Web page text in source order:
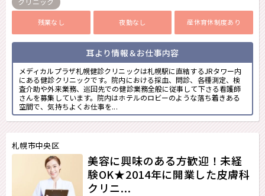
残業なし 夜勤なし 産休育休制度あり
耳より情報＆お仕事内容
メディカルプラザ札幌健診クリニックは札幌駅に直結するJRタワー内
にある健診クリニックです。院内における採血、問診、各種測定、検
査介助や外来業務、巡回先での健診業務全般に従事して下さる看護師
さんを募集しています。院内はホテルのロビーのような落ち着きある
空間で、気持ちよくお仕事を...
札幌市中央区
美容に興味のある方歓迎！未経
験OK★2014年に開業した皮膚科
クリニ...